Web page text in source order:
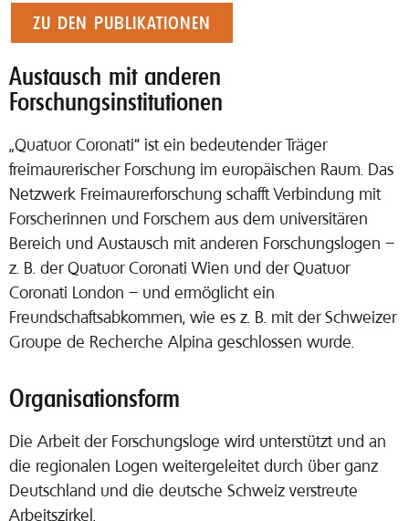
ZU DEN PUBLIKATIONEN
Austausch mit anderen
Forschungsinstitutionen
„Quatuor Coronati“ ist ein bedeutender Träger
freimaurerischer Forschung im europäischen Raum. Das
Netzwerk Freimaurerforschung schafft Verbindung mit
Forscherinnen und Forschern aus dem universitären
Bereich und Austausch mit anderen Forschungslogen –
z. B. der Quatuor Coronati Wien und der Quatuor
Coronati London – und ermöglicht ein
Freundschaftsabkommen, wie es z. B. mit der Schweizer
Groupe de Recherche Alpina geschlossen wurde.
Organisationsform
Die Arbeit der Forschungsloge wird unterstützt und an
die regionalen Logen weitergeleitet durch über ganz
Deutschland und die deutsche Schweiz verstreute
Arbeitszirkel.